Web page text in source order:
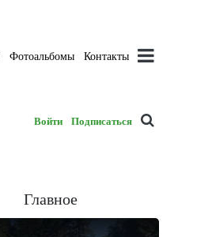
Фотоальбомы Контакты
Войти Подписаться
Главное